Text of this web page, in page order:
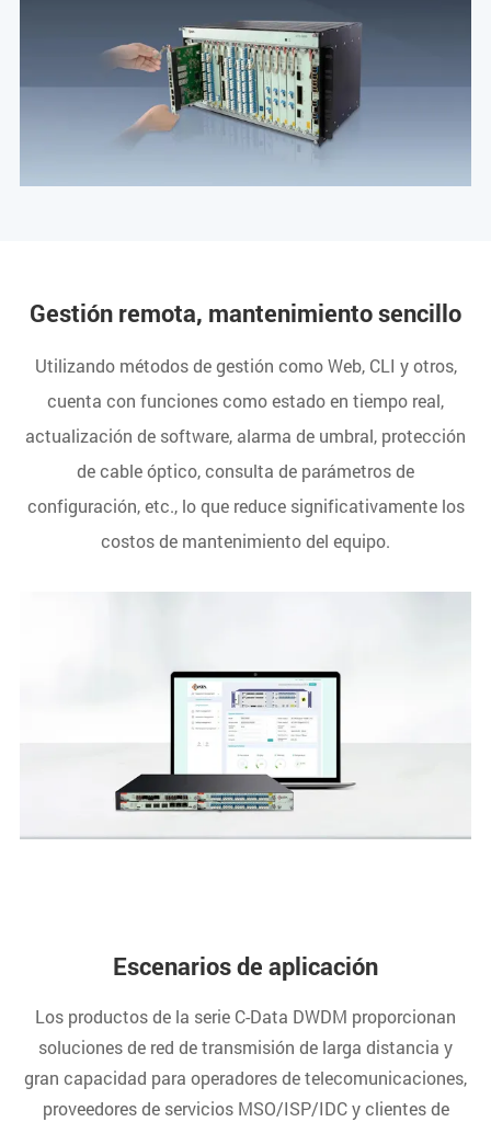
Gestión remota, mantenimiento sencillo
Utilizando métodos de gestión como Web, CLI y otros,
cuenta con funciones como estado en tiempo real,
actualización de software, alarma de umbral, protección
de cable óptico, consulta de parámetros de
configuración, etc., lo que reduce significativamente los
costos de mantenimiento del equipo.
Escenarios de aplicación
Los productos de la serie C-Data DWDM proporcionan
soluciones de red de transmisión de larga distancia y
gran capacidad para operadores de telecomunicaciones,
proveedores de servicios MSO/ISP/IDC y clientes de